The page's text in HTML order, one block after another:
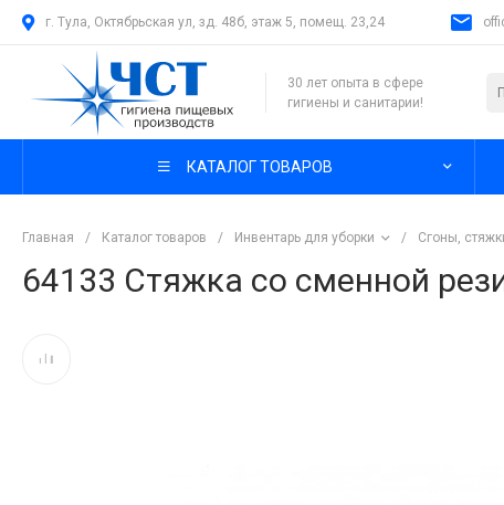
г. Тула, Октябрьская ул, зд. 48б, этаж 5, помещ. 23,24
30 лет опыта в сфере
гигиены и санитарии!
КАТАЛОГ ТОВАРОВ
Главная / Каталог товаров / Инвентарь для уборки / Сгоны,
64133 Стяжка со сменной